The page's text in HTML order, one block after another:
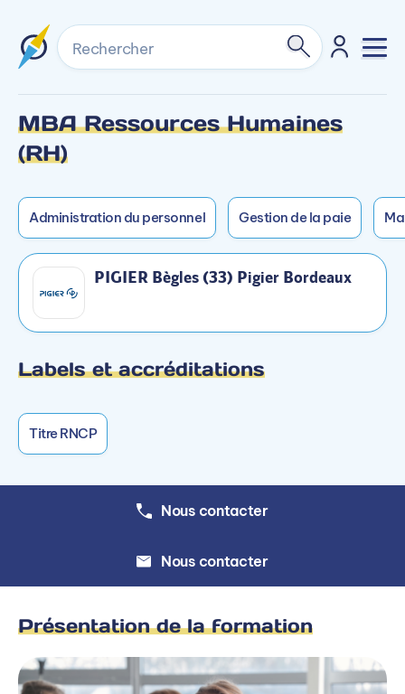
Rechercher
MBA Ressources Humaines
(RH)
Administration du personnel Gestion de la paie
PIGIER Bègles (33) Pigier Bordeaux
Labels et accréditations
Titre RNCP
Nous contacter
Nous contacter
Présentation de la formation
Accès rapide
Modalités d’enseignement
Formation dispensée en Présentiel
Programme
BLOC 1 : RÉGLEMENTATION
SOCIALE
Actualité sociale
Administration du personnel et paie
Santé et sécurité au travail - Prévention des
risques professionnels
BLOC 2 : RECRUTEMENT ET
GESTION DES
COMPÉTENCES FORMATION
Formation non dispensée en mixte sur ce
campus.